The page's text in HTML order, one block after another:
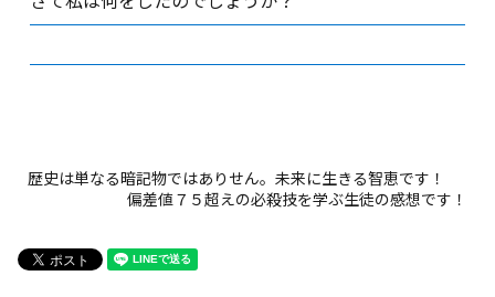
歴史は単なる暗記物ではありせん。未来に生きる智恵です！
偏差値７５超えの必殺技を学ぶ生徒の感想です！